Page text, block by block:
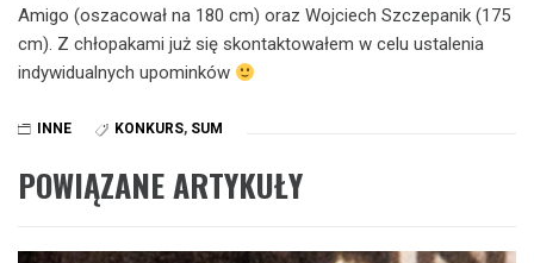
Amigo (oszacował na 180 cm) oraz Wojciech Szczepanik (175
cm). Z chłopakami już się skontaktowałem w celu ustalenia
indywidualnych upominków
INNE KONKURS, SUM
POWIĄZANE ARTYKUŁY